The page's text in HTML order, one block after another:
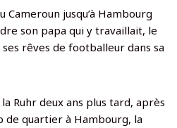
Cameroun jusqu’à Hambourg
son papa qui y travaillait, le
rêves de footballeur dans sa
Ruhr deux ans plus tard, après
de quartier à Hambourg, la